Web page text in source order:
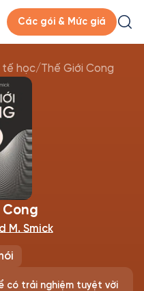
Các gói & Mức giá
tế học/Thế Giới Cong
Cong
M. Smick
có trải nghiệm tuyệt vời